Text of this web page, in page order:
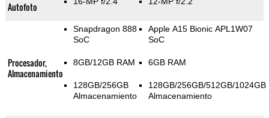
Autofoto
Procesador,
Almacenamiento
Snapdragon 888
SoC
8GB/12GB RAM
128GB/256GB
Almacenamiento
Apple A15 Bionic APL1W07
SoC
6GB RAM
128GB/256GB/512GB/1024GB
Almacenamiento